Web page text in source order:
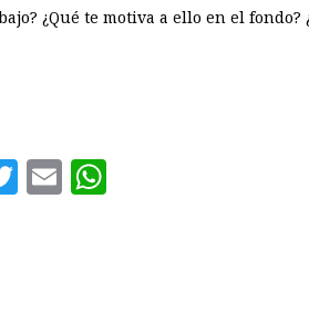
¿Qué te motiva a ello en el fondo?
Twitter
Email